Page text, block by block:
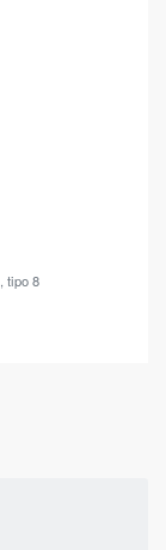
, tipo 8